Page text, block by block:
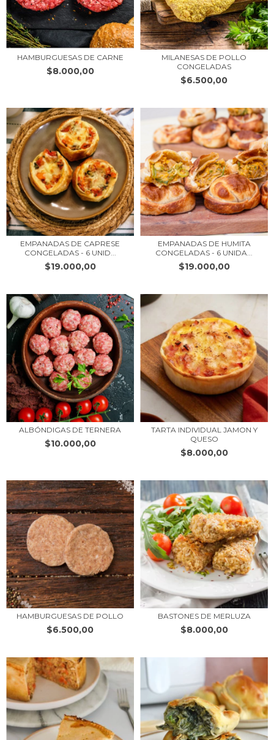
HAMBURGUESAS DE CARNE
$8.000,00
MILANESAS DE POLLO
CONGELADAS
$6.500,00
EMPANADAS DE CAPRESE
CONGELADAS - 6 UNID...
$19.000,00
EMPANADAS DE HUMITA
CONGELADAS - 6 UNIDA...
$19.000,00
ALBÓNDIGAS DE TERNERA
$10.000,00
TARTA INDIVIDUAL JAMON Y
QUESO
$8.000,00
HAMBURGUESAS DE POLLO
$6.500,00
BASTONES DE MERLUZA
$8.000,00